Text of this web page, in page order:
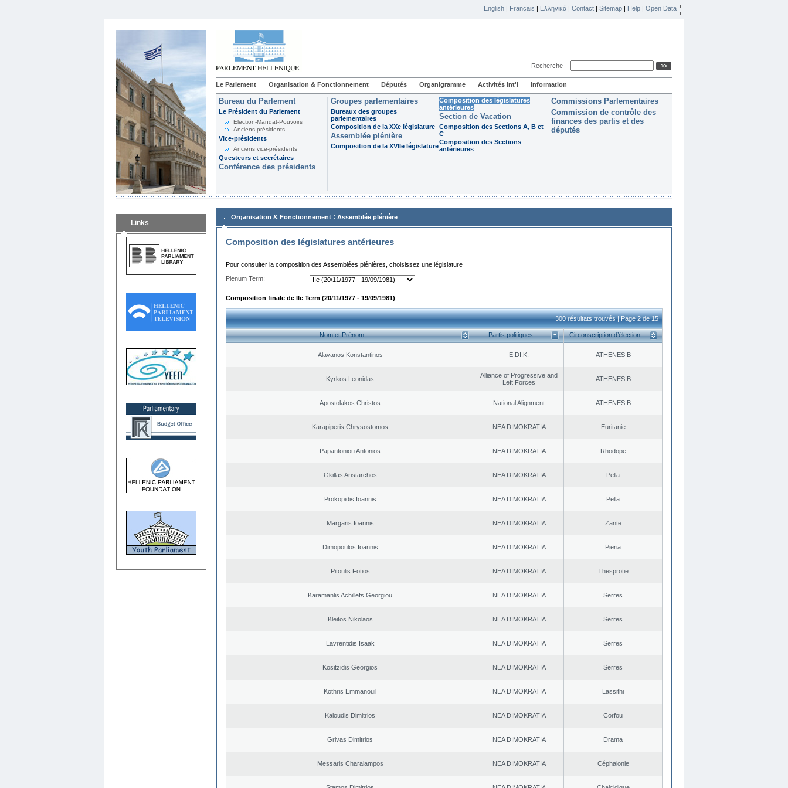
English | Français | Ελληνικά | Contact | Sitemap | Help | Open Data
Recherche
Le Parlement Organisation & Fonctionnement Députés Organigramme Activités int'l Information
Bureau du Parlement
Le Président du Parlement
Election-Mandat-Pouvoirs
Anciens présidents
Vice-présidents
Anciens vice-présidents
Questeurs et secrétaires
Conférence des présidents
Groupes parlementaires
Bureaux des groupes
parlementaires
Composition de la XXe législature
Assemblée plénière
Composition de la XVIIe législature
Composition des législatures
antérieures
Section de Vacation
Composition des Sections A, B et
C
Composition des Sections
antérieures
Commissions Parlementaires
Commission de contrôle des
finances des partis et des
députés
Links
Organisation & Fonctionnement : Assemblée plénière
Composition des législatures antérieures
Pour consulter la composition des Assemblées plénières, choisissez une législature
Plenum Term:
Composition finale de IIe Term (20/11/1977 - 19/09/1981)
300 résultats trouvés | Page 2 de 15
Nom et Prénom Partis politiques Circonscription d’élection
Alavanos Konstantinos E.DI.K. ATHENES Β
Kyrkos Leonidas
Alliance of Progressive and
Left Forces
ATHENES Β
Apostolakos Christos National Alignment ATHENES Β
Karapiperis Chrysostomos NEA DΙMOKRATIA Euritanie
Papantoniou Antonios NEA DΙMOKRATIA Rhodope
Gkillas Aristarchos NEA DΙMOKRATIA Pella
Prokopidis Ioannis NEA DΙMOKRATIA Pella
Margaris Ioannis NEA DΙMOKRATIA Zante
Dimopoulos Ioannis NEA DΙMOKRATIA Pieria
Pitoulis Fotios NEA DΙMOKRATIA Thesprotie
Karamanlis Achillefs Georgiou NEA DΙMOKRATIA Serres
Kleitos Nikolaos NEA DΙMOKRATIA Serres
Lavrentidis Isaak NEA DΙMOKRATIA Serres
Kositzidis Georgios NEA DΙMOKRATIA Serres
Kothris Emmanouil NEA DΙMOKRATIA Lassithi
Kaloudis Dimitrios NEA DΙMOKRATIA Corfou
Grivas Dimitrios NEA DΙMOKRATIA Drama
Messaris Charalampos NEA DΙMOKRATIA Céphalonie